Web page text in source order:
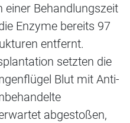
einer Behandlungszeit
Enzyme bereits 97
entfernt.
setzten die
Blut mit Anti-
abgestoßen,